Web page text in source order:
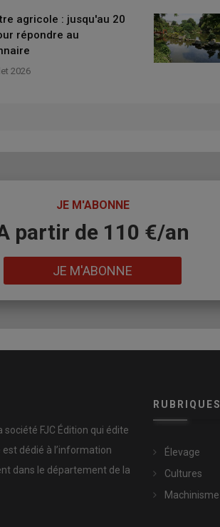
agricole : jusqu'au 20
répondre au
2026
JE M'ABONNE
partir de 110 €/an
JE M'ABONNE
FJC Édition qui édite
est dédié à l’information
dans le département de la
RUBRIQUES
Élevage
Cultures
Machinisme